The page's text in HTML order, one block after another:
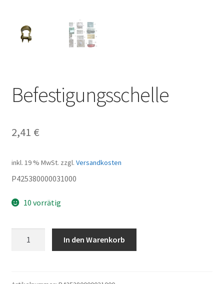
Befestigungsschelle
2,41 €
inkl. 19 % MwSt. zzgl. Versandkosten
P425380000031000
10 vorrätig
In den Warenkorb